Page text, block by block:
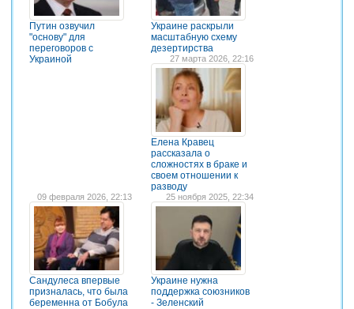
Путин озвучил
"основу" для
переговоров с
Украиной
Украине раскрыли
масштабную схему
дезертирства
27 марта 2026, 22:16
Елена Кравец
рассказала о
сложностях в браке и
своем отношении к
разводу
09 февраля 2026, 22:13
Сандулеса впервые
призналась, что была
беременна от Бобула
25 ноября 2025, 22:34
Украине нужна
поддержка союзников
- Зеленский